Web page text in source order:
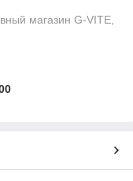
магазин G-VITE,